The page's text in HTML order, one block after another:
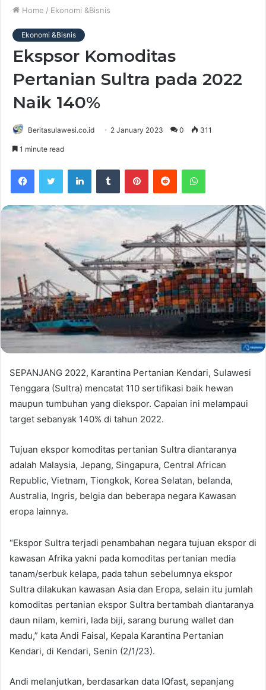
Home / Ekonomi &Bisnis
Ekonomi &Bisnis
Ekspsor Komoditas
Pertanian Sultra pada 2022
Naik 140%
Beritasulawesi.co.id 2 January 2023 0 311
1 minute read
SEPANJANG 2022, Karantina Pertanian Kendari, Sulawesi
Tenggara (Sultra) mencatat 110 sertifikasi baik hewan
maupun tumbuhan yang diekspor. Capaian ini melampaui
target sebanyak 140% di tahun 2022.
Tujuan ekspor komoditas pertanian Sultra diantaranya
adalah Malaysia, Jepang, Singapura, Central African
Republic, Vietnam, Tiongkok, Korea Selatan, belanda,
Australia, Ingris, belgia dan beberapa negara Kawasan
eropa lainnya.
“Ekspor Sultra terjadi penambahan negara tujuan ekspor di
kawasan Afrika yakni pada komoditas pertanian media
tanam/serbuk kelapa, pada tahun sebelumnya ekspor
Sultra dilakukan kawasan Asia dan Eropa, selain itu jumlah
komoditas pertanian ekspor Sultra bertambah diantaranya
daun nilam, kemiri, lada biji, sarang burung wallet dan
madu,” kata Andi Faisal, Kepala Karantina Pertanian
Kendari, di Kendari, Senin (2/1/23).
Andi melanjutkan, berdasarkan data IQfast, sepanjang